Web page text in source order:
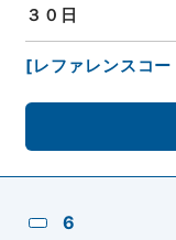
３０日
[レファレンスコー
6